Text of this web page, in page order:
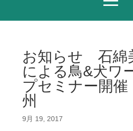
お知らせ 石綿
による鳥&犬ワ
プセミナー開
州
9月 19, 2017